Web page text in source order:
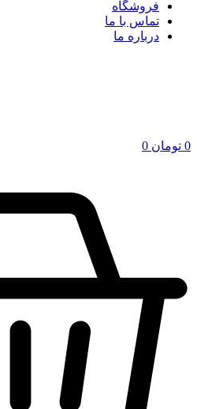
فروشگاه
تماس با ما
درباره ما
0 تومان 0